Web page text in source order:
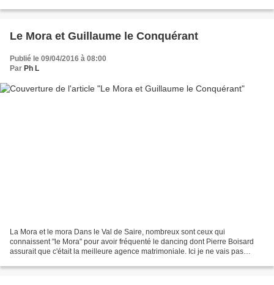
Le Mora et Guillaume le Conquérant
Publié le 09/04/2016 à 08:00
Par Ph L
La Mora et le mora Dans le Val de Saire, nombreux sont ceux qui
connaissent "le Mora" pour avoir fréquenté le dancing dont Pierre Boisard
assurait que c'était la meilleure agence matrimoniale. Ici je ne vais pas